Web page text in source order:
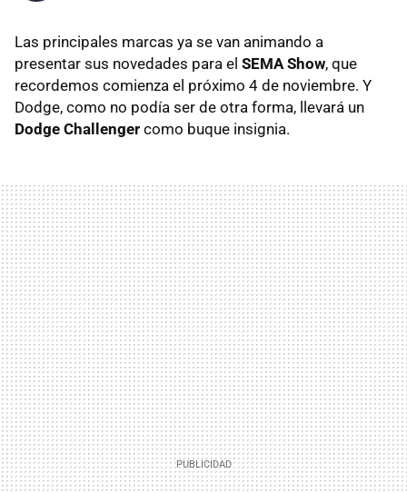
Las principales marcas ya se van animando a
presentar sus novedades para el SEMA Show, que
recordemos comienza el próximo 4 de noviembre. Y
Dodge, como no podía ser de otra forma, llevará un
Dodge Challenger como buque insignia.